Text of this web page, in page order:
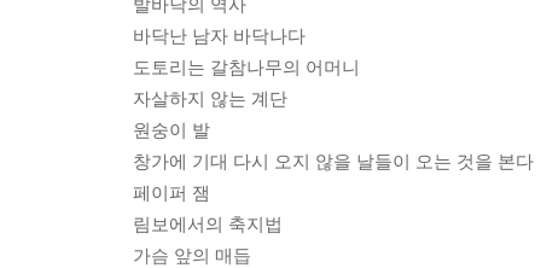
발바닥의 역사
바닥난 남자 바닥나다
도토리는 갈참나무의 어머니
자살하지 않는 계단
원숭이 발
창가에 기대 다시 오지 않을 날들이 오는 것을 본다
페이퍼 잼
림보에서의 축지법
가슴 앞의 매듭